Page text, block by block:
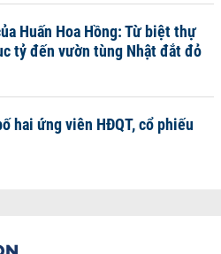
Huấn Hoa Hồng: Từ biệt thự
tỷ đến vườn tùng Nhật đắt đỏ
hai ứng viên HĐQT, cổ phiếu